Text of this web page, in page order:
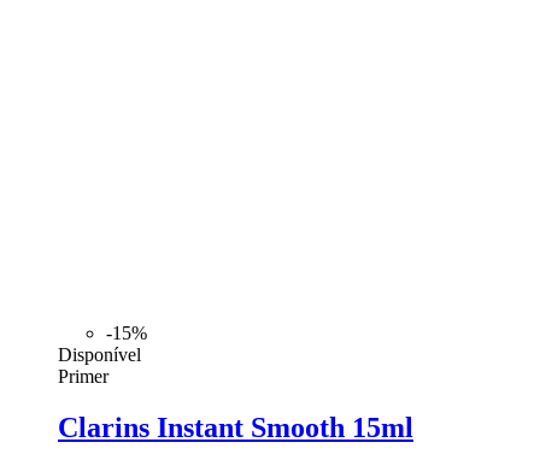
-15%
Disponível
Primer
Clarins Instant Smooth 15ml